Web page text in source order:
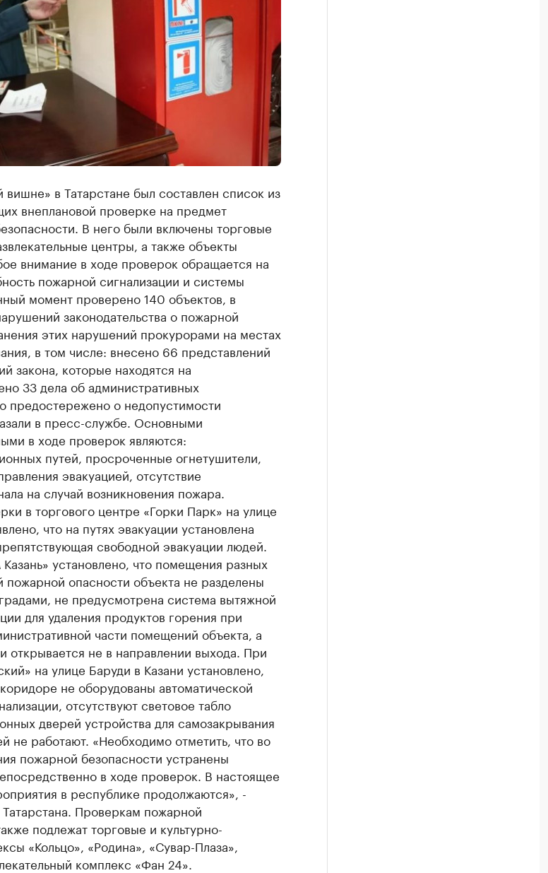
в Татарстане был составлен список из
внеплановой проверке на предмет
В него были включены торговые
центры, а также объекты
внимание в ходе проверок обращается на
пожарной сигнализации и системы
момент проверено 140 объектов, в
законодательства о пожарной
этих нарушений прокурорами на местах
в том числе: внесено 66 представлений
закона, которые находятся на
33 дела об административных
предостережено о недопустимости
в пресс-службе. Основными
в ходе проверок являются:
путей, просроченные огнетушители,
эвакуацией, отсутствие
на случай возникновения пожара.
в торгового центре «Горки Парк» на улице
что на путях эвакуации установлена
свободной эвакуации людей.
установлено, что помещения разных
пожарной опасности объекта не разделены
не предусмотрена система вытяжной
для удаления продуктов горения при
части помещений объекта, а
открывается не в направлении выхода. При
на улице Баруди в Казани установлено,
не оборудованы автоматической
отсутствуют световое табло
дверей устройства для самозакрывания
не работают. «Необходимо отметить, что во
пожарной безопасности устранены
в ходе проверок. В настоящее
в республике продолжаются», -
Проверкам пожарной
подлежат торговые и культурно-
«Кольцо», «Родина», «Сувар-Плаза»,
комплекс «Фан 24».